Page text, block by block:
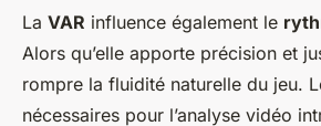
La VAR influence également le
Alors qu’elle apporte précision et
rompre la fluidité naturelle du jeu.
nécessaires pour l’analyse vidéo